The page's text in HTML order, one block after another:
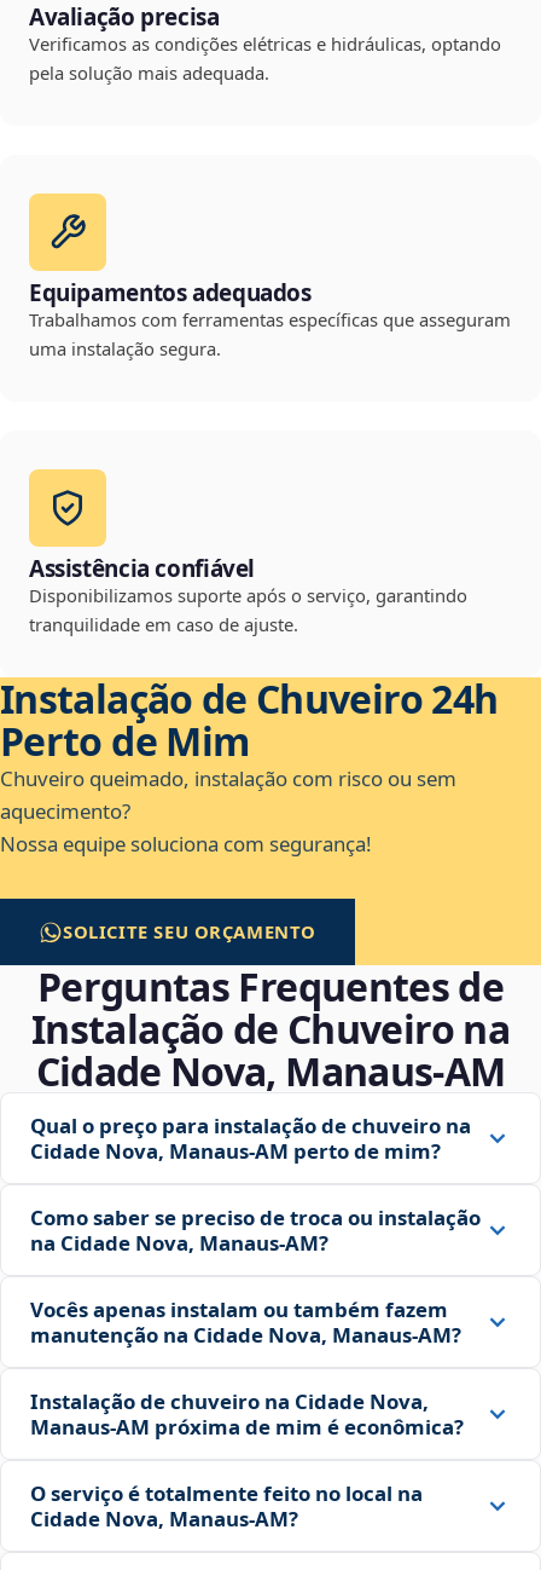
Avaliação precisa
Verificamos as condições elétricas e hidráulicas, optando
pela solução mais adequada.
Equipamentos adequados
Trabalhamos com ferramentas específicas que asseguram
uma instalação segura.
Assistência confiável
Disponibilizamos suporte após o serviço, garantindo
tranquilidade em caso de ajuste.
Instalação de Chuveiro 24h
Perto de Mim
Chuveiro queimado, instalação com risco ou sem
aquecimento?
Nossa equipe soluciona com segurança!
SOLICITE SEU ORÇAMENTO
Perguntas Frequentes de
Instalação de Chuveiro na
Cidade Nova, Manaus‑AM
Qual o preço para instalação de chuveiro na
Cidade Nova, Manaus‑AM perto de mim?
Como saber se preciso de troca ou instalação
na Cidade Nova, Manaus‑AM?
Vocês apenas instalam ou também fazem
manutenção na Cidade Nova, Manaus‑AM?
Instalação de chuveiro na Cidade Nova,
Manaus‑AM próxima de mim é econômica?
O serviço é totalmente feito no local na
Cidade Nova, Manaus‑AM?